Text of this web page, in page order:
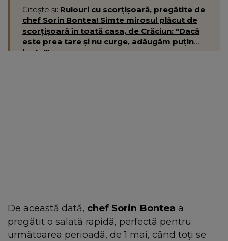
Citește și: Rulouri cu scorțișoară, pregătite de
chef Sorin Bontea! Simte mirosul plăcut de
scorțișoară în toată casa, de Crăciun: "Dacă
este prea tare și nu curge, adăugăm puțin
lapte!"
De această dată, chef Sorin Bontea a
pregătit o salată rapidă, perfectă pentru
următoarea perioadă, de 1 mai, când toți se